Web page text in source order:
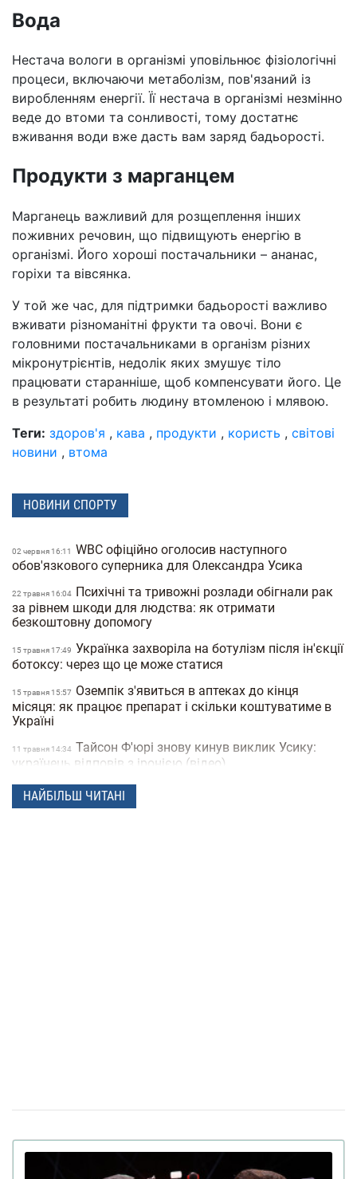
Вода
Нестача вологи в організмі уповільнює фізіологічні
процеси, включаючи метаболізм, пов'язаний із
виробленням енергії. Її нестача в організмі незмінно
веде до втоми та сонливості, тому достатнє
вживання води вже дасть вам заряд бадьорості.
Продукти з марганцем
Марганець важливий для розщеплення інших
поживних речовин, що підвищують енергію в
організмі. Його хороші постачальники – ананас,
горіхи та вівсянка.
У той же час, для підтримки бадьорості важливо
вживати різноманітні фрукти та овочі. Вони є
головними постачальниками в організм різних
мікронутрієнтів, недолік яких змушує тіло
працювати старанніше, щоб компенсувати його. Це
в результаті робить людину втомленою і млявою.
Теги: здоров'я , кава , продукти , користь , світові
новини , втома
НОВИНИ СПОРТУ
02 червня 16:11
WBC офіційно оголосив наступного
обов'язкового суперника для Олександра Усика
22 травня 16:04 Психічні та тривожні розлади обігнали рак
за рівнем шкоди для людства: як отримати
безкоштовну допомогу
15 травня 17:49 Українка захворіла на ботулізм після ін'єкції
ботоксу: через що це може статися
15 травня 15:57
Оземпік з'явиться в аптеках до кінця
місяця: як працює препарат і скільки коштуватиме в
Україні
11 травня 14:34 Тайсон Ф'юрі знову кинув виклик Усику:
українець відповів з іронією (відео)
12 березня 16:49 23 червоні картки на фіналі бразильського
чемпіонату з футболу: гра перетворилася на масову
17 листопада 16:40
Нейробіологи знайшли "секретну зброю"
проти старіння мозку — дослідження
НАЙБІЛЬШ ЧИТАНІ